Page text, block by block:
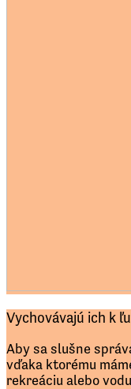
Vychovávajú ich k
Aby sa slušne
vďaka ktorému
rekreáciu alebo